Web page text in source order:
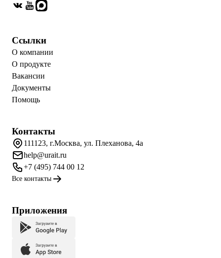
Ссылки
О компании
О продукте
Вакансии
Документы
Помощь
Контакты
111123, г.Москва, ул. Плеханова, 4а
help@urait.ru
+7 (495) 744 00 12
Все контакты
Приложения